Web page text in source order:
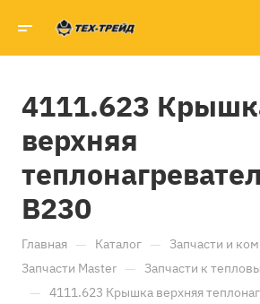
4111.623
верхняя
B230
Главная — Каталог — Запчасти и
Запчасти Master — Запчасти к
— 4111.623 Крышка верхняя